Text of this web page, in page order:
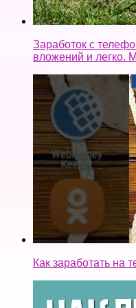
Заработок с
вложений и легко.
Как заработать на